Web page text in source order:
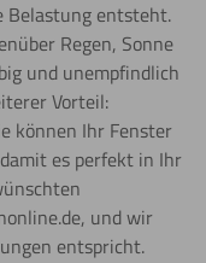
Belastung entsteht.
Regen, Sonne
und unempfindlich
Vorteil:
können Ihr Fenster
es perfekt in Ihr
und wir
entspricht.